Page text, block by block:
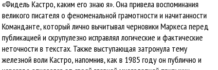
«Фидель Кастро, каким его знаю я». Она привела воспоминания
великого писателя о феноменальной грамотности и начитанности
Команданте, который лично вычитывал черновики Маркеса перед
публикацией и скрупулезно исправлял логические и фактические
неточности в текстах. Также выступающая затронула тему
железной воли Кастро, напомнив, как в 1985 году он публично и